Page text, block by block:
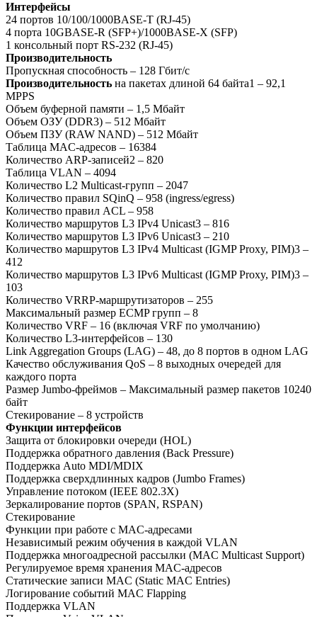
Интерфейсы
24 портов 10/100/1000BASE-T (RJ-45)
4 порта 10GBASE-R (SFP+)/1000BASE-X (SFP)
1 консольный порт RS-232 (RJ-45)
Производительность
Пропускная способность – 128 Гбит/с
Производительность на пакетах длиной 64 байта1 – 92,1
МРРS
Объем буферной памяти – 1,5 Мбайт
Объем ОЗУ (DDR3) – 512 Мбайт
Объем ПЗУ (RAW NAND) – 512 Мбайт
Таблица MAC-адресов – 16384
Количество ARP-записей2 – 820
Таблица VLAN – 4094
Количество L2 Multicast-групп – 2047
Количество правил SQinQ – 958 (ingress/egress)
Количество правил ACL – 958
Количество маршрутов L3 IPv4 Unicast3 – 816
Количество маршрутов L3 IPv6 Unicast3 – 210
Количество маршрутов L3 IPv4 Multicast (IGMP Proxy, PIM)3 –
412
Количество маршрутов L3 IPv6 Multicast (IGMP Proxy, PIM)3 –
103
Количество VRRP-маршрутизаторов – 255
Максимальный размер ECMP групп – 8
Количество VRF – 16 (включая VRF по умолчанию)
Количество L3-интерфейсов – 130
Link Aggregation Groups (LAG) – 48, до 8 портов в одном LAG
Качество обслуживания QoS – 8 выходных очередей для
каждого порта
Размер Jumbo-фреймов – Максимальный размер пакетов 10240
байт
Стекирование – 8 устройств
Функции интерфейсов
Защита от блокировки очереди (HOL)
Поддержка обратного давления (Back Pressure)
Поддержка Auto MDI/MDIX
Поддержка сверхдлинных кадров (Jumbo Frames)
Управление потоком (IEEE 802.3X)
Зеркалирование портов (SPAN, RSPAN)
Стекирование
Функции при работе с МAC-адресами
Независимый режим обучения в каждой VLAN
Поддержка многоадресной рассылки (MAC Multicast Support)
Регулируемое время хранения MAC-адресов
Статические записи MAC (Static MAC Entries)
Логирование событий MAC Flapping
Поддержка VLAN